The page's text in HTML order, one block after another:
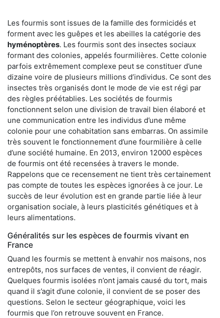
Les fourmis sont issues de la famille des formicidés et
forment avec les guêpes et les abeilles la catégorie des
hyménoptères. Les fourmis sont des insectes sociaux
formant des colonies, appelés fourmilières. Cette colonie
parfois extrêmement complexe peut se constituer d’une
dizaine voire de plusieurs millions d’individus. Ce sont des
insectes très organisés dont le mode de vie est régi par
des règles préétablies. Les sociétés de fourmis
fonctionnent selon une division de travail bien élaboré et
une communication entre les individus d’une même
colonie pour une cohabitation sans embarras. On assimile
très souvent le fonctionnement d’une fourmilière à celle
d’une société humaine. En 2013, environ 12000 espèces
de fourmis ont été recensées à travers le monde.
Rappelons que ce recensement ne tient très certainement
pas compte de toutes les espèces ignorées à ce jour. Le
succès de leur évolution est en grande partie liée à leur
organisation sociale, à leurs plasticités génétiques et à
leurs alimentations.
Généralités sur les espèces de fourmis vivant en
France
Quand les fourmis se mettent à envahir nos maisons, nos
entrepôts, nos surfaces de ventes, il convient de réagir.
Quelques fourmis isolées n’ont jamais causé du tort, mais
quand il s’agit d’une colonie, il convient de se poser des
questions. Selon le secteur géographique, voici les
fourmis que l’on retrouve souvent en France.